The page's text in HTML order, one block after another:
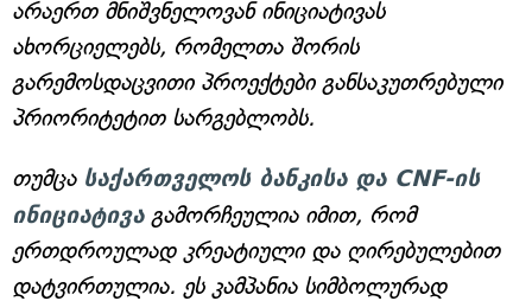
არაერთ მნიშვნელოვან ინიციატივას
ახორციელებს, რომელთა შორის
გარემოსდაცვითი პროექტები განსაკუთრებული
პრიორიტეტით სარგებლობს.
თუმცა საქართველოს ბანკისა და CNF-ის
ინიციატივაგამორჩეულია იმით, რომ
ერთდროულად კრეატიული და ღირებულებით
დატვირთულია. ეს კამპანია სიმბოლურად